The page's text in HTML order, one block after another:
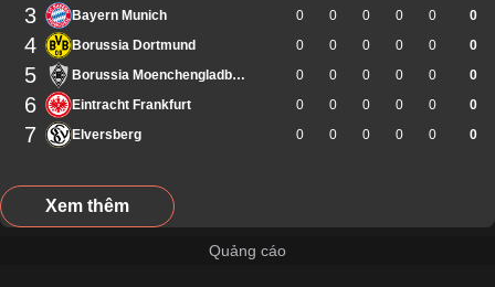
3 Bayern Munich 0 0 0 0 0 0
4 Borussia Dortmund 0 0 0 0 0 0
5 Borussia Moenchengladbach 0 0 0 0 0 0
6 Eintracht Frankfurt 0 0 0 0 0 0
7 Elversberg 0 0 0 0 0 0
Xem thêm